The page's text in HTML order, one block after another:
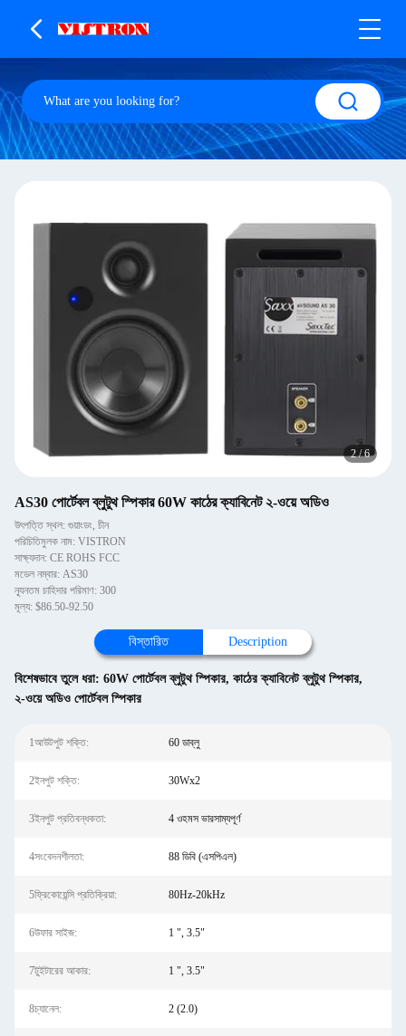
2/6
AS30 পোর্টেবল ব্লুটুথ স্পিকার 60W কাঠের ক্যাবিনেট ২-ওয়ে অডিও
উৎপত্তি স্থল: গুয়াংডং, চীন
পরিচিতিমুলক নাম: VISTRON
সাক্ষ্যদান: CE ROHS FCC
মডেল নম্বার: AS30
ন্যূনতম চাহিদার পরিমাণ: 300
মূল্য: $86.50-92.50
বিস্তারিত Description
বিশেষভাবে তুলে ধরা: 60W পোর্টেবল ব্লুটুথ স্পিকার, কাঠের ক্যাবিনেট ব্লুটুথ স্পিকার,
২-ওয়ে অডিও পোর্টেবল স্পিকার
1আউটপুট শক্তি: 60 ডাব্লু
2ইনপুট শক্তি: 30Wx2
3ইনপুট প্রতিবন্ধকতা: 4 ওহমস ভারসাম্যপূর্ণ
4সংবেদনশীলতা: 88 ডিবি (এসপিএল)
5ফ্রিকোয়েন্সি প্রতিক্রিয়া: 80Hz-20kHz
6উফার সাইজ: 1 ", 3.5"
7টুইটারের আকার: 1 ", 3.5"
8চ্যানেল: 2 (2.0)